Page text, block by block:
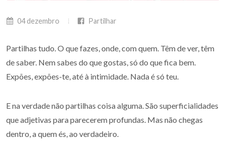
04 dezembro Partilhar
Partilhas tudo. O que fazes, onde, com quem. Têm de ver, têm
de saber. Nem sabes do que gostas, só do que fica bem.
Expões, expões-te, até à intimidade. Nada é só teu.
E na verdade não partilhas coisa alguma. São superficialidades
que adjetivas para parecerem profundas. Mas não chegas
dentro, a quem és, ao verdadeiro.